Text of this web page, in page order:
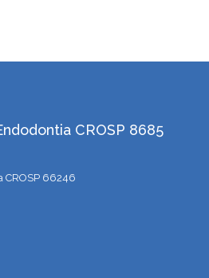
CROSP 8685
CROSP 66246